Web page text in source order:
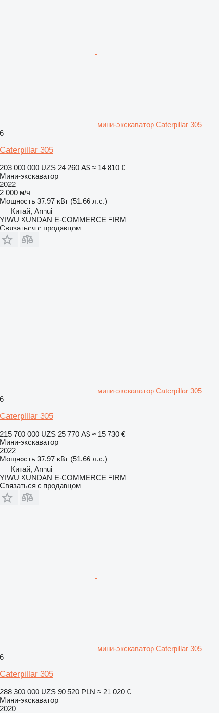
мини-экскаватор Caterpillar 305
6
Caterpillar 305
203 000 000 UZS 24 260 A$ ≈ 14 810 €
Мини-экскаватор
2022
2 000 м/ч
Мощность 37.97 кВт (51.66 л.с.)
Китай, Anhui
YIWU XUNDAN E-COMMERCE FIRM
Связаться с продавцом
мини-экскаватор Caterpillar 305
6
Caterpillar 305
215 700 000 UZS 25 770 A$ ≈ 15 730 €
Мини-экскаватор
2022
Мощность 37.97 кВт (51.66 л.с.)
Китай, Anhui
YIWU XUNDAN E-COMMERCE FIRM
Связаться с продавцом
мини-экскаватор Caterpillar 305
6
Caterpillar 305
288 300 000 UZS 90 520 PLN ≈ 21 020 €
Мини-экскаватор
2020